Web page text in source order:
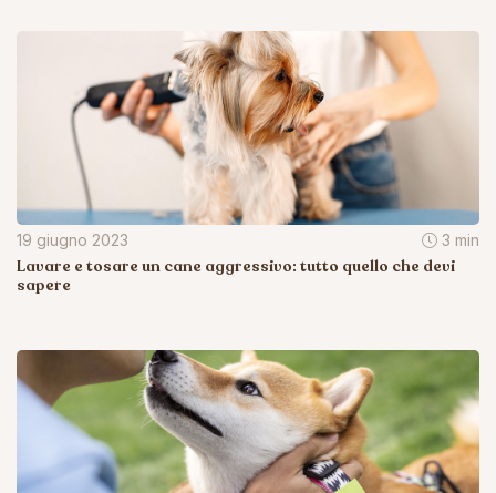
19 giugno 2023 3 min
Lavare e tosare un cane aggressivo: tutto quello che devi
sapere